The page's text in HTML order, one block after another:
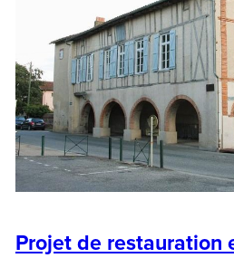
Projet de restauration